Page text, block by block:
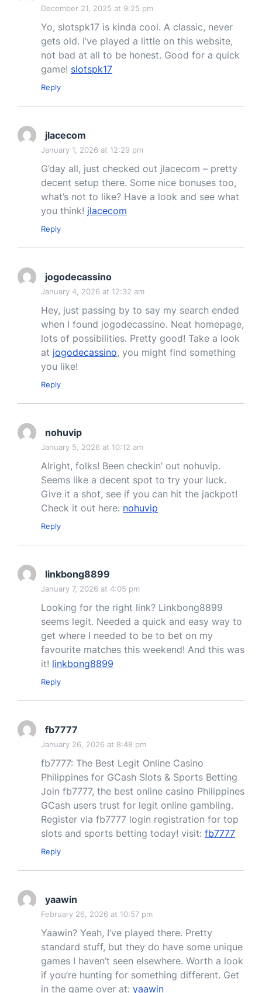
December 21, 2025 at 9:25 pm
Yo, slotspk17 is kinda cool. A classic, never
gets old. I’ve played a little on this website,
not bad at all to be honest. Good for a quick
game! slotspk17
Reply
jlacecom
January 1, 2026 at 12:29 pm
G’day all, just checked out jlacecom – pretty
decent setup there. Some nice bonuses too,
what’s not to like? Have a look and see what
you think! jlacecom
Reply
jogodecassino
January 4, 2026 at 12:32 am
Hey, just passing by to say my search ended
when I found jogodecassino. Neat homepage,
lots of possibilities. Pretty good! Take a look
at jogodecassino, you might find something
you like!
Reply
nohuvip
January 5, 2026 at 10:12 am
Alright, folks! Been checkin’ out nohuvip.
Seems like a decent spot to try your luck.
Give it a shot, see if you can hit the jackpot!
Check it out here: nohuvip
Reply
linkbong8899
January 7, 2026 at 4:05 pm
Looking for the right link? Linkbong8899
seems legit. Needed a quick and easy way to
get where I needed to be to bet on my
favourite matches this weekend! And this was
it! linkbong8899
Reply
fb7777
January 26, 2026 at 8:48 pm
fb7777: The Best Legit Online Casino
Philippines for GCash Slots & Sports Betting
Join fb7777, the best online casino Philippines
GCash users trust for legit online gambling.
Register via fb7777 login registration for top
slots and sports betting today! visit: fb7777
Reply
yaawin
February 26, 2026 at 10:57 pm
Yaawin? Yeah, I’ve played there. Pretty
standard stuff, but they do have some unique
games I haven’t seen elsewhere. Worth a look
if you’re hunting for something different. Get
in the game over at: yaawin